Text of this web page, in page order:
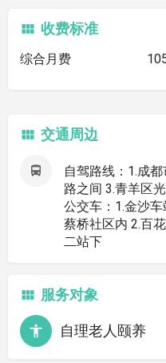
收费标准
综合月费
交通周边
自驾路线：1.成
路之间 3.青羊区
公交车：1.金沙
蔡桥社区内 2.百
二站下
服务对象
自理老人颐养